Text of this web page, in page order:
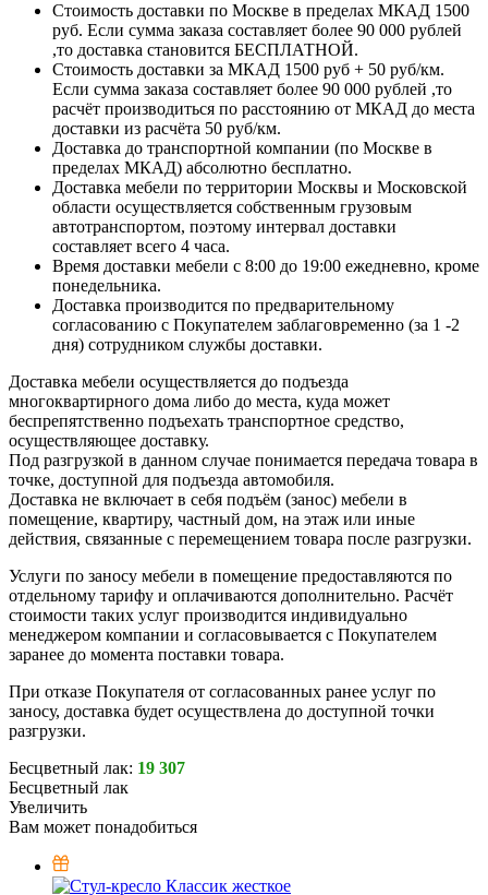
Стоимость доставки по Москве в пределах МКАД 1500
руб. Если сумма заказа составляет более 90 000 рублей
,то доставка становится БЕСПЛАТНОЙ.
Стоимость доставки за МКАД 1500 руб + 50 руб/км.
Если сумма заказа составляет более 90 000 рублей ,то
расчёт производиться по расстоянию от МКАД до места
доставки из расчёта 50 руб/км.
Доставка до транспортной компании (по Москве в
пределах МКАД) абсолютно бесплатно.
Доставка мебели по территории Москвы и Московской
области осуществляется собственным грузовым
автотранспортом, поэтому интервал доставки
составляет всего 4 часа.
Время доставки мебели с 8:00 до 19:00 ежедневно, кроме
понедельника.
Доставка производится по предварительному
согласованию с Покупателем заблаговременно (за 1 -2
дня) сотрудником службы доставки.
Доставка мебели осуществляется до подъезда
многоквартирного дома либо до места, куда может
беспрепятственно подъехать транспортное средство,
осуществляющее доставку.
Под разгрузкой в данном случае понимается передача товара в
точке, доступной для подъезда автомобиля.
Доставка не включает в себя подъём (занос) мебели в
помещение, квартиру, частный дом, на этаж или иные
действия, связанные с перемещением товара после разгрузки.
Услуги по заносу мебели в помещение предоставляются по
отдельному тарифу и оплачиваются дополнительно. Расчёт
стоимости таких услуг производится индивидуально
менеджером компании и согласовывается с Покупателем
заранее до момента поставки товара.
При отказе Покупателя от согласованных ранее услуг по
заносу, доставка будет осуществлена до доступной точки
разгрузки.
Бесцветный лак: 19 307
Бесцветный лак
Увеличить
Вам может понадобиться